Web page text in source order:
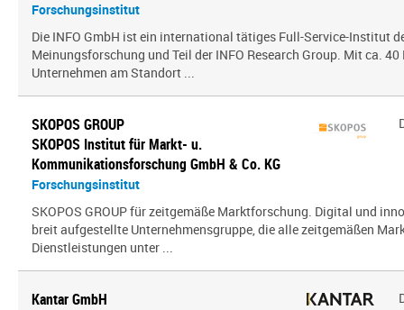
Forschungsinstitut
Die INFO GmbH ist ein international tätiges Full-Service-Institut
Meinungsforschung und Teil der INFO Research Group. Mit ca.
Unternehmen am Standort ...
SKOPOS GROUP
SKOPOS Institut für Markt- u.
Kommunikationsforschung GmbH & Co. KG
Forschungsinstitut
SKOPOS GROUP für zeitgemäße Marktforschung. Digital und
breit aufgestellte Unternehmensgruppe, die alle zeitgemäßen
Dienstleistungen unter ...
Kantar GmbH